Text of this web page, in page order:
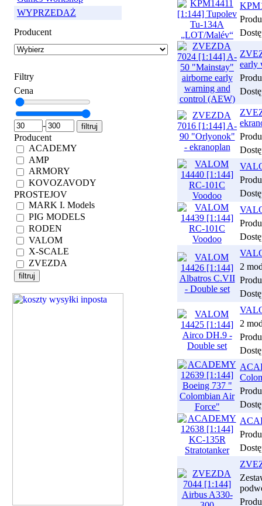
WYPRZEDAŻ
Producent
Filtry
Cena
-
Producent
ACADEMY
AMP
ARMORY
KOVOZAVODY
PROSTEJOV
MARK I. Models
PIG MODELS
RODEN
VALOM
X-SCALE
ZVEZDA
early
2
2